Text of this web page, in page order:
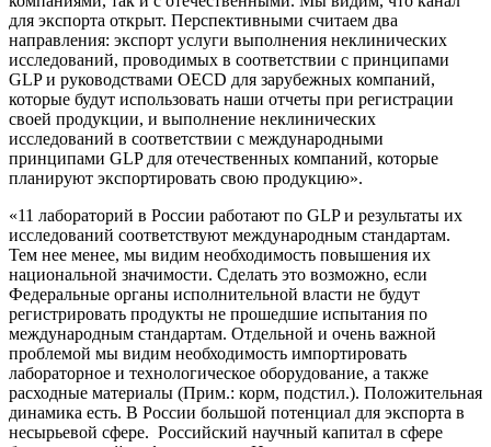
для экспорта открыт. Перспективными считаем два
направления: экспорт услуги выполнения неклинических
исследований, проводимых в соответствии с принципами
GLP и руководствами OECD для зарубежных компаний,
которые будут использовать наши отчеты при регистрации
своей продукции, и выполнение неклинических
исследований в соответствии с международными
принципами GLP для отечественных компаний, которые
планируют экспортировать свою продукцию».
«11 лабораторий в России работают по GLP и результаты их
исследований соответствуют международным стандартам.
Тем нее менее, мы видим необходимость повышения их
национальной значимости. Сделать это возможно, если
Федеральные органы исполнительной власти не будут
регистрировать продукты не прошедшие испытания по
международным стандартам. Отдельной и очень важной
проблемой мы видим необходимость импортировать
лабораторное и технологическое оборудование, а также
расходные материалы (Прим.: корм, подстил.). Положительная
динамика есть. В России большой потенциал для экспорта в
несырьевой сфере. Российский научный капитал в сфере